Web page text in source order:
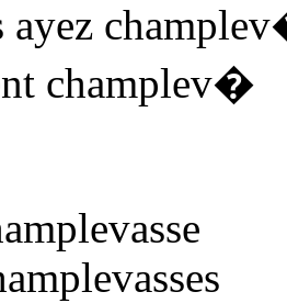
ayez champlev
champlev�
asse
asses